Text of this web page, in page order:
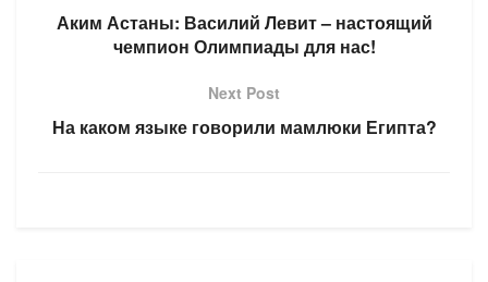
Аким Астаны: Василий Левит – настоящий
чемпион Олимпиады для нас!
Next Post
На каком языке говорили мамлюки Египта?